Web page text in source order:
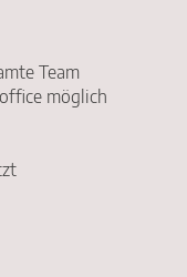
Team
möglich